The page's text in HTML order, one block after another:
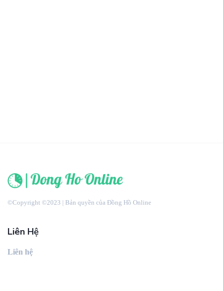
©Copyright ©2023 | Bản quyền của Đồng Hồ Online
Liên Hệ
Liên hệ